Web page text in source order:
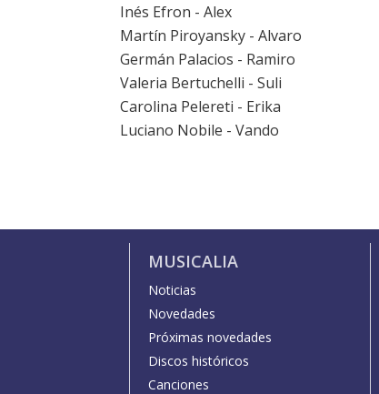
Inés Efron - Alex
Martín Piroyansky - Alvaro
Germán Palacios - Ramiro
Valeria Bertuchelli - Suli
Carolina Pelereti - Erika
Luciano Nobile - Vando
MUSICALIA
Noticias
Novedades
Próximas novedades
Discos históricos
Canciones